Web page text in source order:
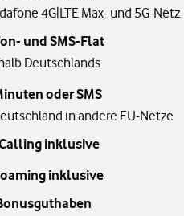
4G|LTE Max- und 5G-Netz
und SMS-Flat
Deutschlands
oder SMS
in andere EU-Netze
inklusive
inklusive